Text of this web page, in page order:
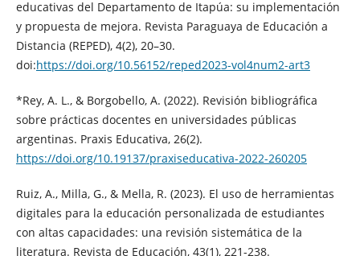
educativas del Departamento de Itapúa: su implementación
y propuesta de mejora. Revista Paraguaya de Educación a
Distancia (REPED), 4(2), 20–30.
doi:https://doi.org/10.56152/reped2023-vol4num2-art3
*Rey, A. L., & Borgobello, A. (2022). Revisión bibliográfica
sobre prácticas docentes en universidades públicas
argentinas. Praxis Educativa, 26(2).
https://doi.org/10.19137/praxiseducativa-2022-260205
Ruiz, A., Milla, G., & Mella, R. (2023). El uso de herramientas
digitales para la educación personalizada de estudiantes
con altas capacidades: una revisión sistemática de la
literatura. Revista de Educación, 43(1), 221-238.